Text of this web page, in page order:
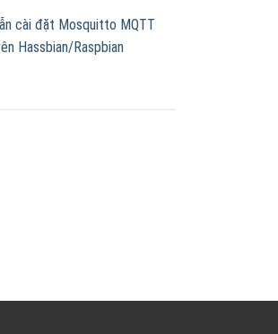
cài đặt Mosquitto MQTT
Hassbian/Raspbian